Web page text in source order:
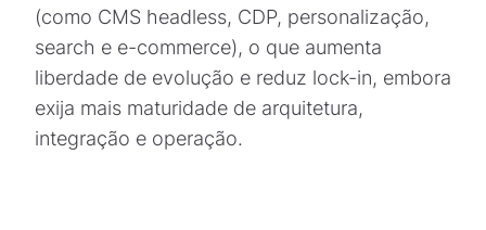
(como CMS headless, CDP, personalização,
search e e-commerce), o que aumenta
liberdade de evolução e reduz lock-in, embora
exija mais maturidade de arquitetura,
integração e operação.